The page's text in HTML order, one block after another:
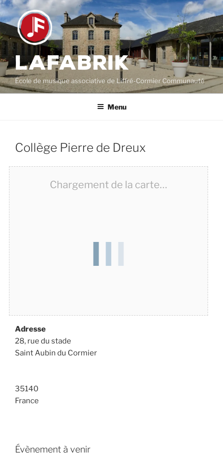
Aller
au
contenu
principal
LAFABRIK
École de musique associative de Liffré-Cormier Communauté
Menu
Collège Pierre de Dreux
Chargement de la carte…
Adresse
28, rue du stade
Saint Aubin du Cormier
35140
France
Évènement à venir